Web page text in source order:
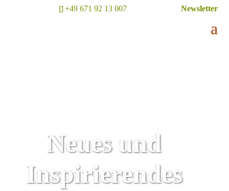
+49 671 92 13 007 Newsletter
Neues und
Inspirierendes